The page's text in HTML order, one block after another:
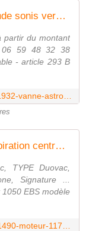
Vanne astrovac Vanne Télécommande sonis version teleson les accessoires
partir du montant
06 59 48 32 38
- article 293 B
117123 Moteur Astrovac SR-89 ,aspiration centralisée Moteur Astrovac
TYPE Duovac,
Signature ...
EBS modèle